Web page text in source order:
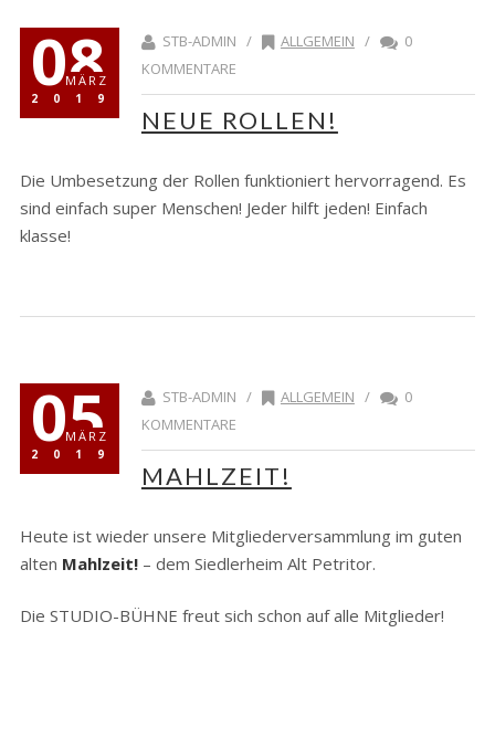
08
MÄRZ
2019
STB-ADMIN / ALLGEMEIN /
0
KOMMENTARE
NEUE ROLLEN!
Die Umbesetzung der Rollen funktioniert hervorragend. Es
sind einfach super Menschen! Jeder hilft jeden! Einfach
klasse!
05
MÄRZ
2019
STB-ADMIN / ALLGEMEIN /
0
KOMMENTARE
MAHLZEIT!
Heute ist wieder unsere Mitgliederversammlung im guten
alten Mahlzeit!– dem Siedlerheim Alt Petritor.
Die STUDIO-BÜHNE freut sich schon auf alle Mitglieder!